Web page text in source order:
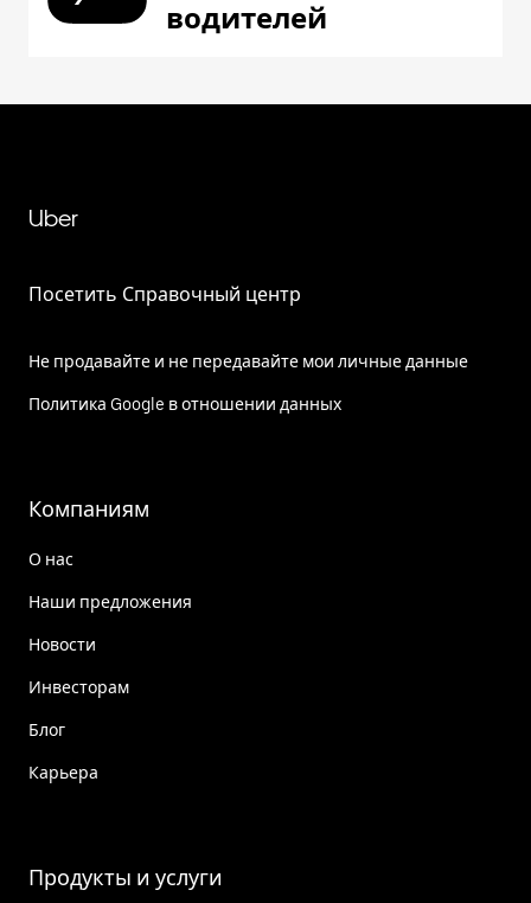
водителей
Uber
Посетить Справочный центр
Не продавайте и не передавайте мои личные данные
Политика Google в отношении данных
Компаниям
О нас
Наши предложения
Новости
Инвесторам
Блог
Карьера
Продукты и услуги